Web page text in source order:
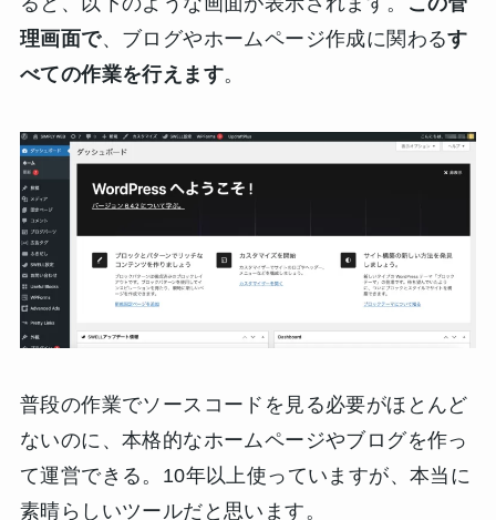
理画面で、ブログやホームページ作成に関わるす
べての作業を行えます。
普段の作業でソースコードを見る必要がほとんど
ないのに、本格的なホームページやブログを作っ
て運営できる。10年以上使っていますが、本当に
素晴らしいツールだと思います。